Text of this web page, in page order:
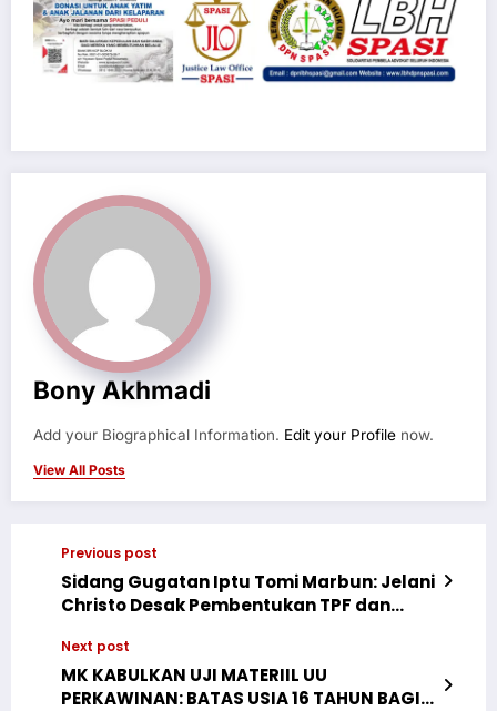
Bony Akhmadi
Add your Biographical Information. Edit your Profile now.
View All Posts
Previous post
Sidang Gugatan Iptu Tomi Marbun: Jelani
Christo Desak Pembentukan TPF dan
Next post
MK KABULKAN UJI MATERIIL UU
PERKAWINAN: BATAS USIA 16 TAHUN BAGI